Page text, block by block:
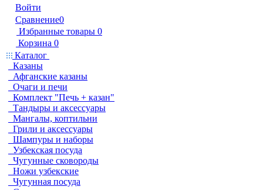
Войти
Сравнение0
Избранные товары 0
Корзина 0
Каталог
Казаны
Афганские казаны
Очаги и печи
Комплект "Печь + казан"
Тандыры и аксессуары
Мангалы, коптильни
Грили и аксессуары
Шампуры и наборы
Узбекская посуда
Чугунные сковороды
Ножи узбекские
Чугунная посуда